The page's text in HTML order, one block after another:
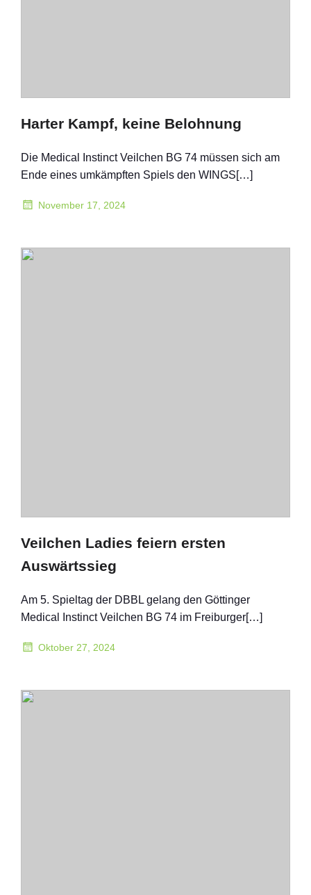
Harter Kampf, keine Belohnung
Die Medical Instinct Veilchen BG 74 müssen sich am
Ende eines umkämpften Spiels den WINGS[…]
November 17, 2024
Veilchen Ladies feiern ersten
Auswärtssieg
Am 5. Spieltag der DBBL gelang den Göttinger
Medical Instinct Veilchen BG 74 im Freiburger[…]
Oktober 27, 2024